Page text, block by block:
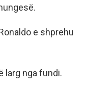
e shprehu
larg nga fundi.